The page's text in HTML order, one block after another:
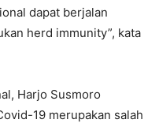
dapat berjalan
herd immunity”, kata
Harjo Susmoro
19 merupakan salah